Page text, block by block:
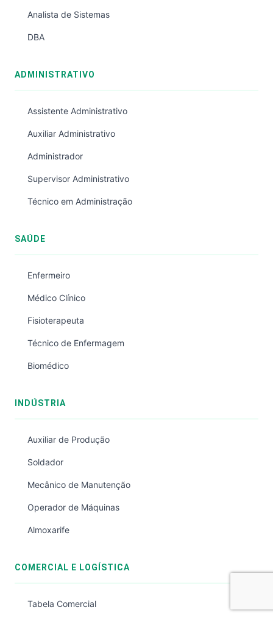
Analista de Sistemas
DBA
ADMINISTRATIVO
Assistente Administrativo
Auxiliar Administrativo
Administrador
Supervisor Administrativo
Técnico em Administração
SAÚDE
Enfermeiro
Médico Clínico
Fisioterapeuta
Técnico de Enfermagem
Biomédico
INDÚSTRIA
Auxiliar de Produção
Soldador
Mecânico de Manutenção
Operador de Máquinas
Almoxarife
COMERCIAL E LOGÍSTICA
Tabela Comercial